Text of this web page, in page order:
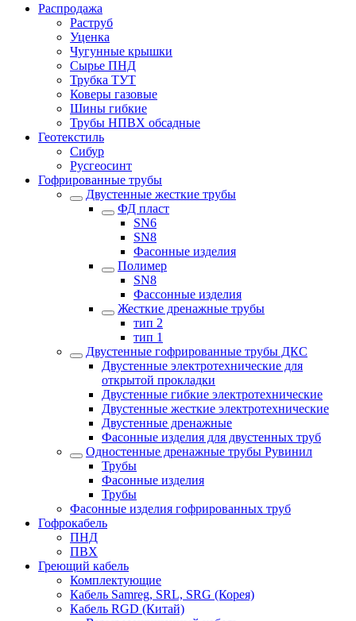
Распродажа
Раструб
Уценка
Чугунные крышки
Сырье ПНД
Трубка ТУТ
Коверы газовые
Шины гибкие
Трубы НПВХ обсадные
Геотекстиль
Сибур
Русгеосинт
Гофрированные трубы
Двустенные жесткие трубы
ФД пласт
SN6
SN8
Фасонные изделия
Полимер
SN8
Фассонные изделия
Жесткие дренажные трубы
тип 2
тип 1
Двустенные гофрированные трубы ДКС
Двустенные электротехнические для
открытой прокладки
Двустенные гибкие электротехнические
Двустенные жесткие электротехнические
Двустенные дренажные
Фасонные изделия для двустенных труб
Одностенные дренажные трубы Рувинил
Трубы
Фасонные изделия
Трубы
Фасонные изделия гофрированных труб
Гофрокабель
ПНД
ПВХ
Греющий кабель
Комплектующие
Кабель Samreg, SRL, SRG (Корея)
Кабель RGD (Китай)